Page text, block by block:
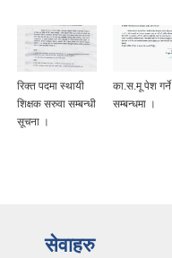
रिक्त पदमा स्थायी
शिक्षक सरुवा सम्बन्धी
सूचना ।
का.स.मू पेश गर्ने
सम्बन्धमा ।
सेवाहरु